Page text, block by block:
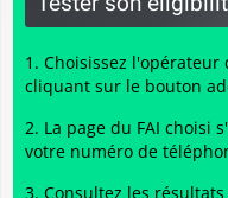
Choisissez l'opérateur
cliquant sur le bouton
La page du FAI choisi
votre numéro de
Consultez les